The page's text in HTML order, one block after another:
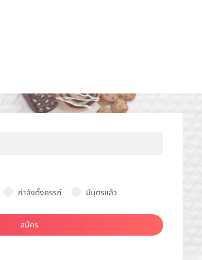
กำลังตั้งครรภ์ มีบุตรแล้ว
สมัคร